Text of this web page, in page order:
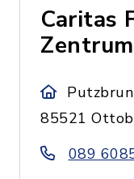
Caritas
85521
089